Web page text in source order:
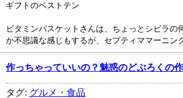
ギフトのベストテン
ビタミンバスケットさんは、ちょっとシビラの
か不思議な感じもするが、セプティママーニン
作っちゃっていいの？魅惑のどぶろくの
タグ: グルメ・食品